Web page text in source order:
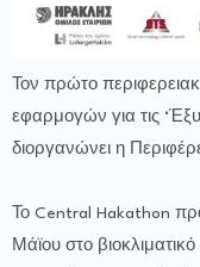
Τον πρώτο
εφαρμογών για τις
διοργανώνει η
Το Central Hakathon
Μάϊου στο